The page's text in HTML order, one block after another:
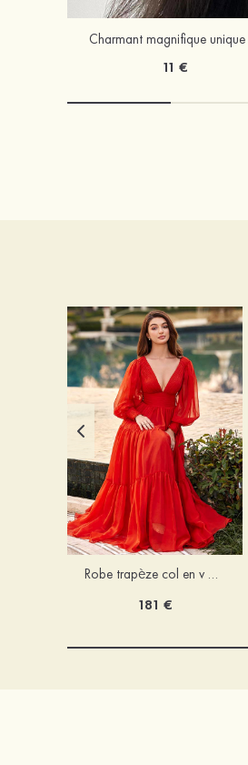
11 €
Robe trapèze col en v mousseline ras du sol robe de bal
181 €